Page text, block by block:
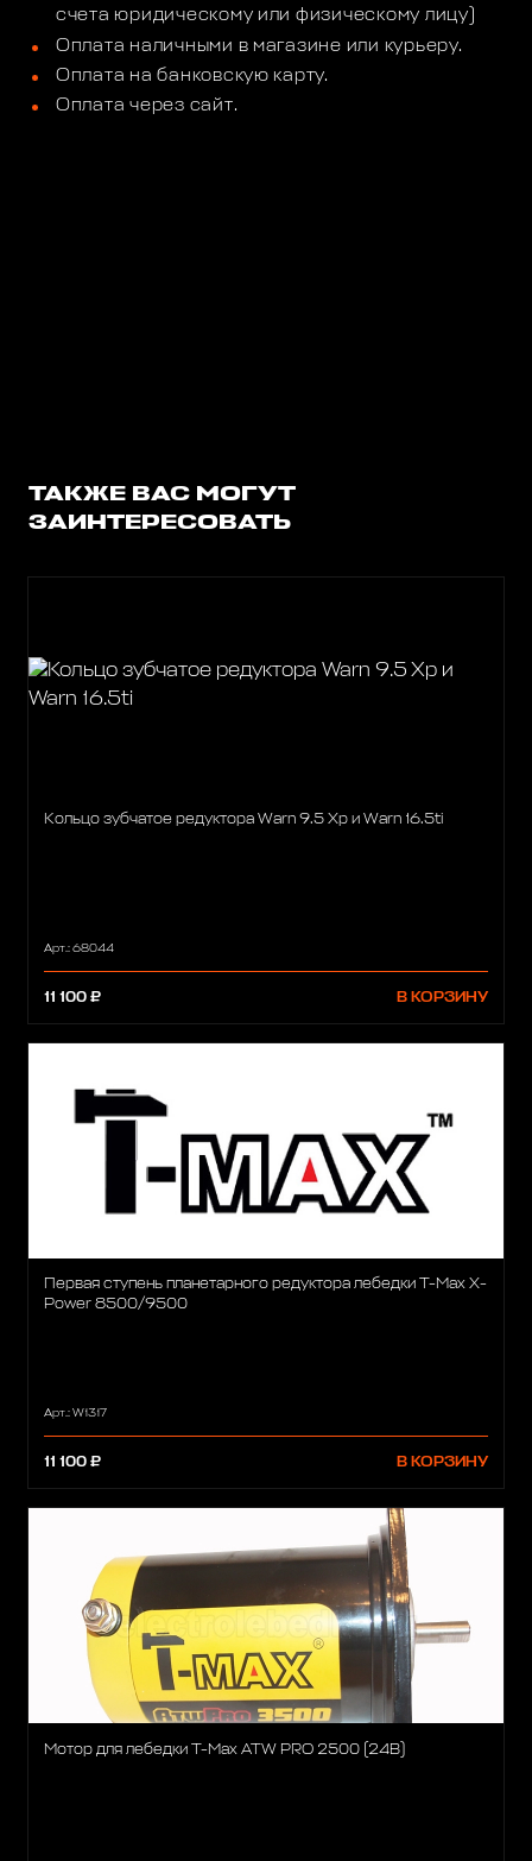
счета юридическому или физическому лицу)
Оплата наличными в магазине или курьеру.
Оплата на банковскую карту.
Оплата через сайт.
ТАКЖЕ ВАС МОГУТ
ЗАИНТЕРЕСОВАТЬ
Кольцо зубчатое редуктора Warn 9.5 Xp и Warn 16.5ti
Арт.: 68044
11 100 ₽ В КОРЗИНУ
Первая ступень планетарного редуктора лебедки T-Max X-
Power 8500/9500
Арт.: W1317
11 100 ₽ В КОРЗИНУ
Мотор для лебедки T-Max ATW PRO 2500 (24В)